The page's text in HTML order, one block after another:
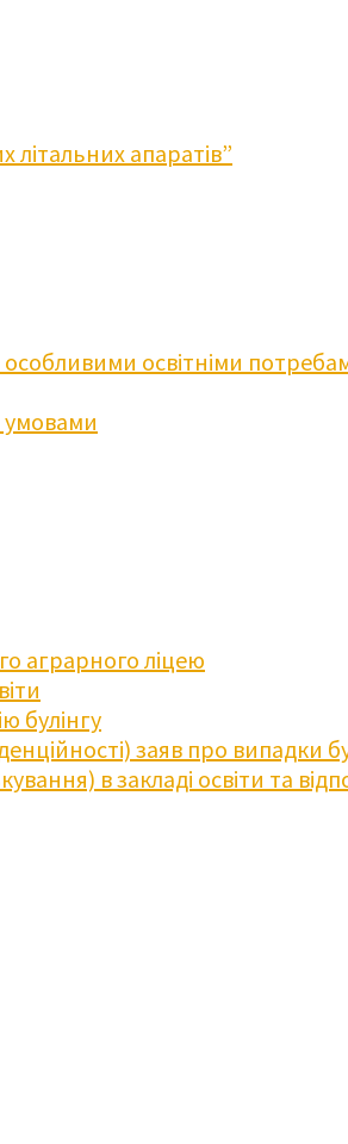
апаратів”
особливими освітніми
умовами
аграрного ліцею
булінгу
заяв про випадки
в закладі освіти та